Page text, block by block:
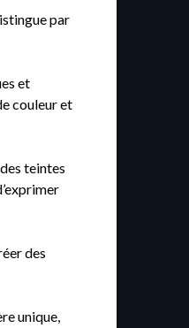
par
et
couleur et
teintes
des
unique,